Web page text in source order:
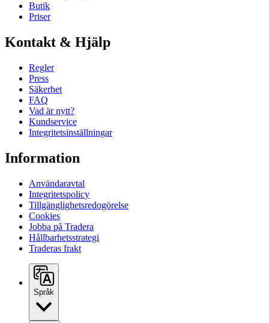
Butik
Priser
Kontakt & Hjälp
Regler
Press
Säkerhet
FAQ
Vad är nytt?
Kundservice
Integritetsinställningar
Information
Användaravtal
Integritetspolicy
Tillgänglighetsredogörelse
Cookies
Jobba på Tradera
Hållbarhetsstrategi
Traderas frakt
Språk